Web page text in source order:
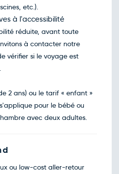
etc.).
à l'accessibilité
réduite, avant toute
à contacter notre
vérifier si le voyage est
2 ans) ou le tarif « enfant »
pour le bébé ou
avec deux adultes.
ou low-cost aller-retour